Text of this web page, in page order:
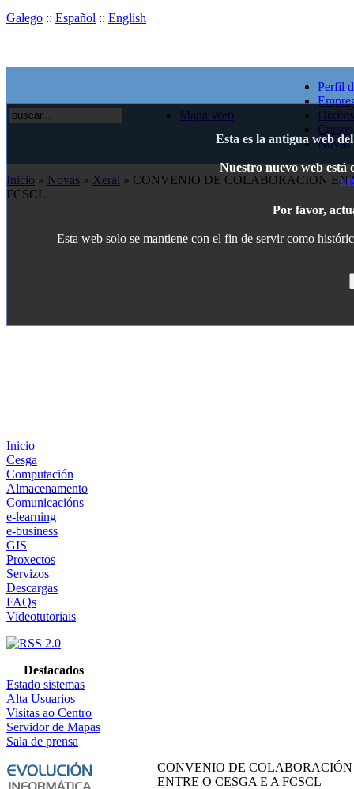
Esta es la antigua web
Nuestro nuevo web está
Por favor,
Esta web solo se mantiene con el fin de servir como
Galego :: Español :: English
Mapa Web
Perfil
Dixitos
Cursos
Novas
Inicio » Novas » Xeral » CONVENIO DE COLABORACIÓN EN
FCSCL
Inicio
Cesga
Computación
Almacenamento
Comunicacións
e-learning
e-business
GIS
Proxectos
Servizos
Descargas
FAQs
Videotutoriais
Destacados
Estado sistemas
Alta Usuarios
Visitas ao Centro
Servidor de Mapas
Sala de prensa
CONVENIO DE
ENTRE O CESGA E A FCSCL